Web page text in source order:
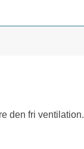
den fri ventilation.